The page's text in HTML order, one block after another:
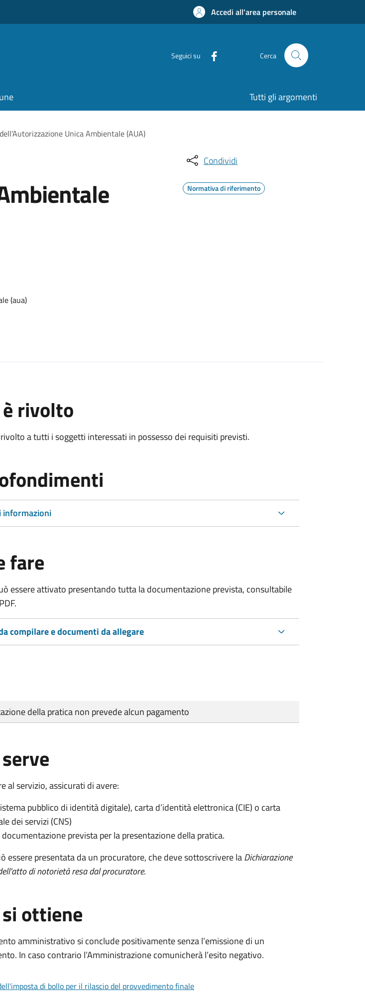
Accedi all'area personale
Seguici su Cerca
Tutti gli argomenti
Unica Ambientale (AUA)
(aua)
Condividi
Normativa di riferimento
rivolto
a tutti i soggetti interessati in possesso dei requisiti previsti.
fare
essere attivato presentando tutta la documentazione prevista, consultabile
compilare e documenti da allegare
della pratica non prevede alcun pagamento
al servizio, assicurati di avere:
pubblico di identità digitale), carta d’identità elettronica (CIE) o carta
dei servizi (CNS)
prevista per la presentazione della pratica.
essere presentata da un procuratore, che deve sottoscrivere laDichiarazione
di notorietà resa dal procuratore.
si ottiene
amministrativo si conclude positivamente senza l’emissione di un
In caso contrario l’Amministrazione comunicherà l’esito negativo.
di bollo per il rilascio del provvedimento finale